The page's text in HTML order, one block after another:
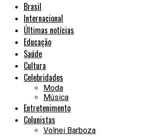
Brasil
Internacional
Últimas notícias
Educação
Saúde
Cultura
Celebridades
Moda
Música
Entretenimento
Colunistas
Volnei Barboza